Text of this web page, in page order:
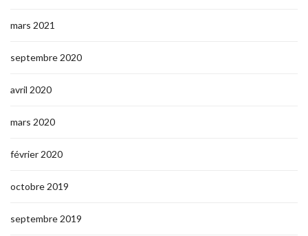
mars 2021
septembre 2020
avril 2020
mars 2020
février 2020
octobre 2019
septembre 2019